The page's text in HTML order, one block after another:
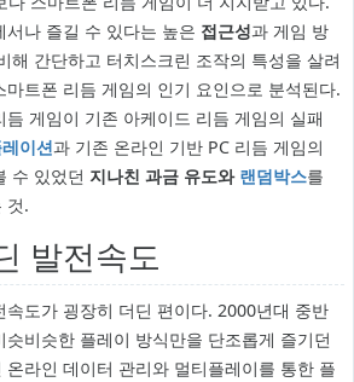
나 즐길 수 있다는 높은 접근성과 게임 방
해 간단하고 터치스크린 조작의 특성을 살려
마트폰 리듬 게임의 인기 요인으로 분석된다.
게임이 기존 아케이드 리듬 게임의 실패
이션과 기존 온라인 기반 PC 리듬 게임의
수 있었던 지나친 과금 유도와 랜덤박스를
것.
발전속도
속도가 굉장히 더딘 편이다. 2000년대 중반
비슷한 플레이 방식만을 단조롭게 즐기던
라인 데이터 관리와 멀티플레이를 통한 플